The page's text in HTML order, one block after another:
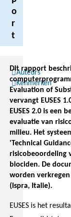
o
r
t
Auteurs
Kenmerken
Dit rapport
Evaluation of
vervangt EUSES
EUSES 2.0 is een
evaluatie van
milieu. Het
'Technical
risicobeoordeling
biociden. De
worden
(Ispra, Italie).
EUSES is het